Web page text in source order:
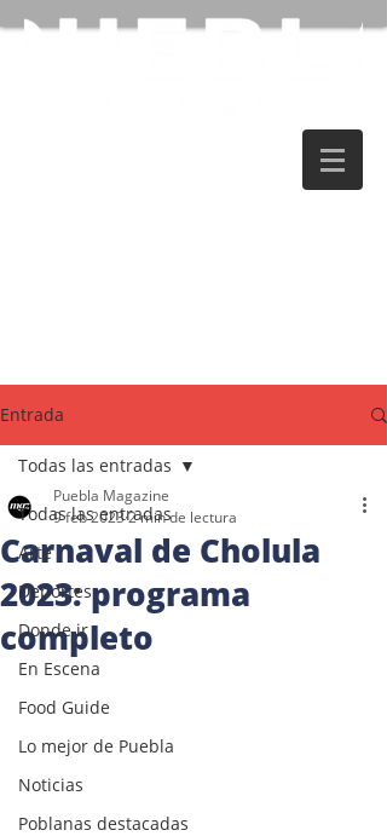
Entrada
Todas las entradas
Arte
Deportes
Donde ir
En Escena
Food Guide
Lo mejor de Puebla
Noticias
Poblanas destacadas
Todas las entradas
Carnaval de Cholula
2023: programa
completo
Puebla Magazine
9 feb 20232 min de lectura